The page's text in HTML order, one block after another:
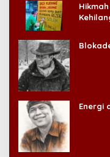
Energi